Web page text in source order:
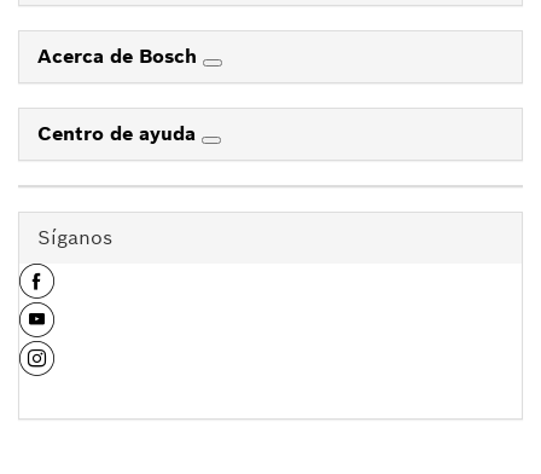
Acerca de Bosch
Centro de ayuda
Síganos